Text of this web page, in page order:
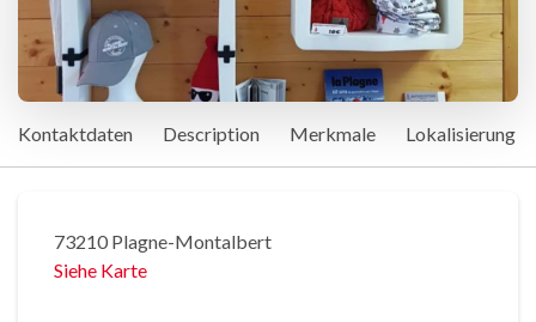
Kontaktdaten Description Merkmale Lokalisierung
73210 Plagne-Montalbert
Siehe Karte